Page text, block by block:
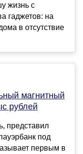
жизнь с
гаджетов: на
в отсутствие
магнитный
рублей
представил
под
первым в